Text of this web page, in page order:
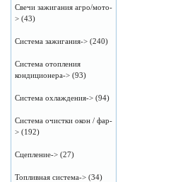
Свечи зажигания агро/мото-
> (43)
Система зажигания-> (240)
Система отопления
кондиционера-> (93)
Система охлаждения-> (94)
Система очистки окон / фар-
> (192)
Сцепление-> (27)
Топливная система-> (34)